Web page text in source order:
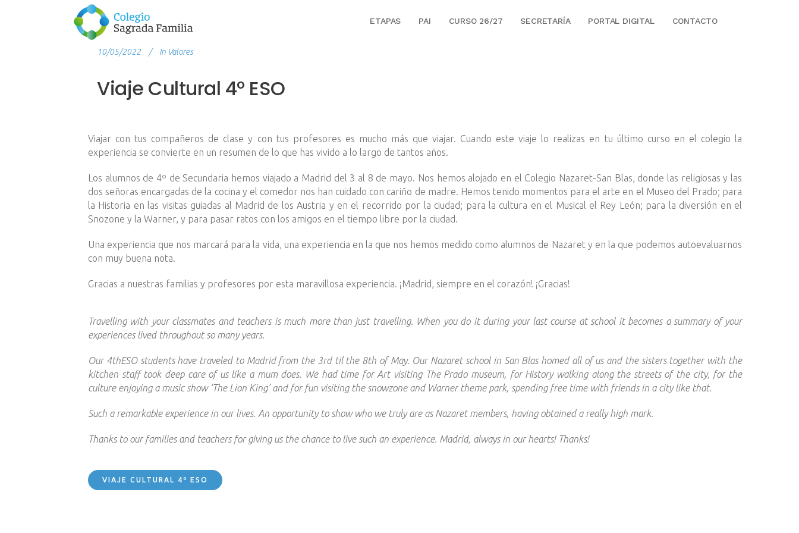
ETAPAS PAI CURSO 26/27 SECRETARÍA PORTAL DIGITAL CONTACTO
10/05/2022 In Valores
Viaje Cultural 4º ESO
Viajar con tus compañeros de clase y con tus profesores es mucho más que viajar. Cuando este viaje lo realizas en tu último curso en el colegio la
experiencia se convierte en un resumen de lo que has vivido a lo largo de tantos años.
Los alumnos de 4º de Secundaria hemos viajado a Madrid del 3 al 8 de mayo. Nos hemos alojado en el Colegio Nazaret-San Blas, donde las religiosas y las
dos señoras encargadas de la cocina y el comedor nos han cuidado con cariño de madre. Hemos tenido momentos para el arte en el Museo del Prado; para
la Historia en las visitas guiadas al Madrid de los Austria y en el recorrido por la ciudad; para la cultura en el Musical el Rey León; para la diversión en el
Snozone y la Warner, y para pasar ratos con los amigos en el tiempo libre por la ciudad.
Una experiencia que nos marcará para la vida, una experiencia en la que nos hemos medido como alumnos de Nazaret y en la que podemos autoevaluarnos
con muy buena nota.
Gracias a nuestras familias y profesores por esta maravillosa experiencia. ¡Madrid, siempre en el corazón! ¡Gracias!
Travelling with your classmates and teachers is much more than just travelling. When you do it during your last course at school it becomes a summary of your
experiences lived throughout so many years.
Our 4thESO students have traveled to Madrid from the 3rd til the 8th of May. Our Nazaret school in San Blas homed all of us and the sisters together with the
kitchen staff took deep care of us like a mum does. We had time for Art visiting The Prado museum, for History walking along the streets of the city, for the
culture enjoying a music show ‘The Lion King’ and for fun visiting the snowzone and Warner theme park, spending free time with friends in a city like that.
Such a remarkable experience in our lives. An opportunity to show who we truly are as Nazaret members, having obtained a really high mark.
Thanks to our families and teachers for giving us the chance to live such an experience. Madrid, always in our hearts! Thanks!
VIAJE CULTURAL 4º ESO